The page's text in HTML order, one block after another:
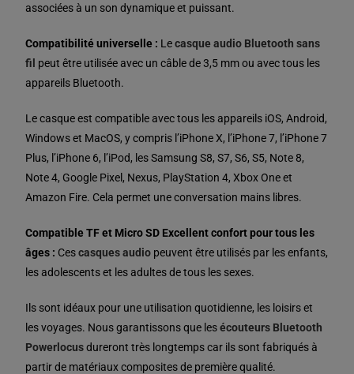
associées à un son dynamique et puissant.
Compatibilité universelle : Lecasque audio Bluetooth sans
fil peut être utilisée avec un câble de 3,5 mm ou avec tous les
appareils Bluetooth.
Le casque est compatible avec tous les appareils iOS, Android,
Windows et MacOS, y compris l’iPhone X, l’iPhone 7, l’iPhone 7
Plus, l’iPhone 6, l’iPod, les Samsung S8, S7, S6, S5, Note 8,
Note 4, Google Pixel, Nexus, PlayStation 4, Xbox One et
Amazon Fire. Cela permet une conversation mains libres.
Compatible TF et Micro SD Excellent confort pour tous les
âges : Cescasques audio peuvent être utilisés par les enfants,
les adolescents et les adultes de tous les sexes.
Ils sont idéaux pour une utilisation quotidienne, les loisirs et
les voyages. Nous garantissons que lesécouteurs Bluetooth
Powerlocusdureront très longtemps car ils sont fabriqués à
partir de matériaux composites de première qualité.